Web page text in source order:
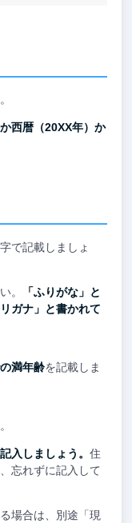
西暦（20XX年）か
で記載しましょ
。
「ふりがな」と
ガナ」と書かれて
満年齢を記載しま
入しましょう。 住
忘れずに記入して
場合は、別途「現